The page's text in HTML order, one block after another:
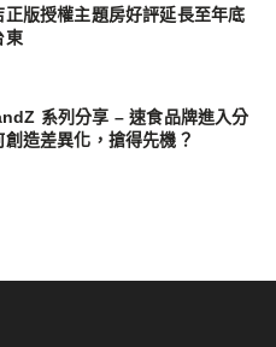
版授權主題房好評延長至年底
東
系列分享 – 速食品牌進入分
造差異化，搶得先機？